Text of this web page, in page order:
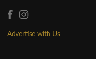
Advertise with Us